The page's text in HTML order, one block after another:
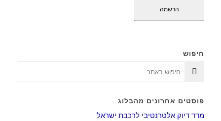
חיפוש
פוסטים אחרונים מהבלוג
מדד דיוק אלטרנטיבי לרכבת ישראל